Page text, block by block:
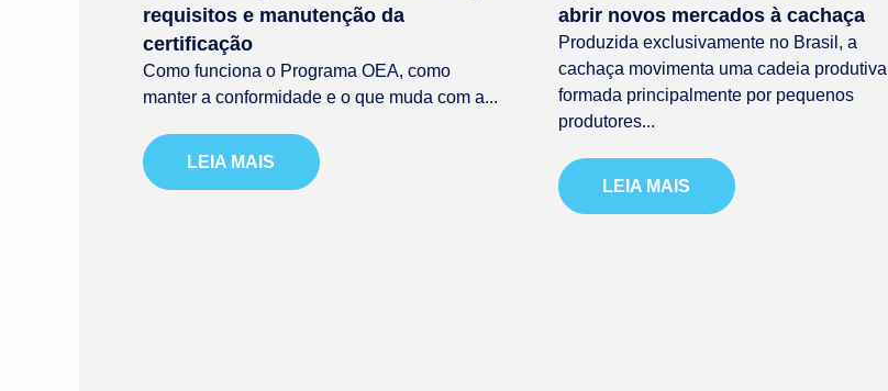
requisitos e manutenção da
certificação
Como funciona o Programa OEA, como
manter a conformidade e o que muda com a...
LEIA MAIS
abrir novos mercados à cachaça
Produzida exclusivamente no Brasil, a
cachaça movimenta uma cadeia produtiva
formada principalmente por pequenos
produtores...
LEIA MAIS